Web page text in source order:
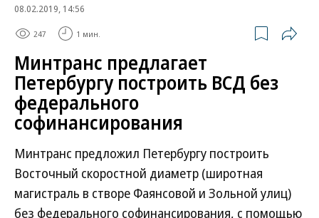
08.02.2019, 14:56
247 1 мин.
Минтранс предлагает
Петербургу построить ВСД без
федерального
софинансирования
Минтранс предложил Петербургу построить
Восточный скоростной диаметр (широтная
магистраль в створе Фаянсовой и Зольной улиц)
без федерального софинансирования, с помощью